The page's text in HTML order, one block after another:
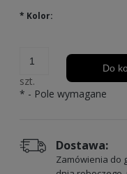
* Kolor:
szt.
Do
* - Pole wymagane
Dostawa:
Zamówienia do